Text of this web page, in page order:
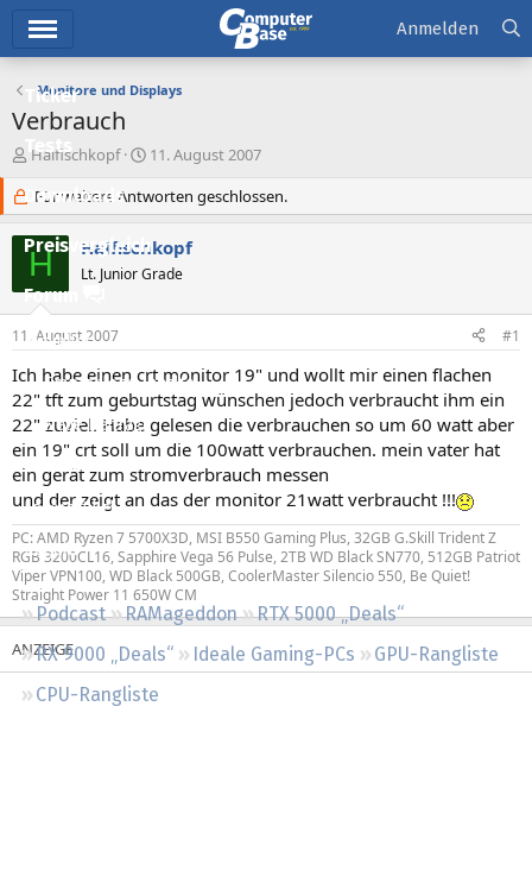
Ticker
Tests
Downloads
Preisvergleich
Forum
Aktuelles
Empfohlene Inhalte
Neue Beiträge
Neueste Aktivitäten
Leserartikel
Regeln
Podcast RAMageddon
RTX 5000 „Deals“
RX 9000 „Deals“
Ideale Gaming-PCs
GPU-Rangliste
CPU-Rangliste
Anmelden
Monitore und Displays
Verbrauch
E
s
t
e
l
e
Haifischkopf
E
s
t
e
l
l
m
11. August 2007
Für weitere Antworten geschlossen.
H Haifischkopf
Lt. Junior Grade
11. August 2007 #1
Ich habe einen crt monitor 19" und wollt mir einen flachen
22" tft zum geburtstag wünschen jedoch verbraucht ihm ein
22" zuviel. Habe gelesen die verbrauchen so um 60 watt aber
ein 19" crt soll um die 100watt verbrauchen. mein vater hat
ein gerät zum stromverbrauch messen
und der zeigt an das der monitor 21watt verbraucht !!!
PC: AMD Ryzen 7 5700X3D, MSI B550 Gaming Plus, 32GB G.Skill Trident Z
RGB 3200CL16, Sapphire Vega 56 Pulse, 2TB WD Black SN770, 512GB Patriot
Viper VPN100, WD Black 500GB, CoolerMaster Silencio 550, Be Quiet!
Straight Power 11 650W CM